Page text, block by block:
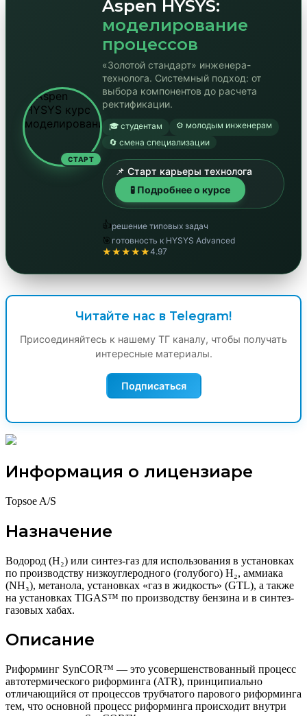
СТАРТ
Aspen HYSYS:
моделирование
процессов
«Золотой стандарт» инженера-
технолога. Системный подход: от
выбора компонентов до расчета
ректификации.
🎓 студентам
⚙️ молодым инженерам
🔄 смена специализации
📌 Старт карьеры технолога
🧪 Подробнее о курсе
👍решение типовых задач
🎯 готовность к HYSYS Advanced
★★★★★4.97
Читайте нас в Telegram!
Присоединяйтесь к нашему ТГ каналу, чтобы получать
интересные материалы.
Подписаться
Информация о лицензиаре
Topsoe A/S
Назначение
Водород (H₂) или синтез-газ для использования в установках
по производству низкоуглеродного (голубого) H₂, аммиака
(NH₃), метанола, установках «газ в жидкость» (GTL), а также
на установках TIGAS™ по производству бензина и в синтез-
газовых хабах.
Описание
Риформинг SynCOR™ — это усовершенствованный процесс
автотермического риформинга (ATR), принципиально
отличающийся от процессов трубчатого парового риформинга
тем, что основной процесс риформинга происходит внутри